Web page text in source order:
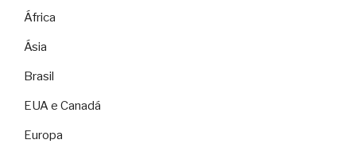
África
Ásia
Brasil
EUA e Canadá
Europa